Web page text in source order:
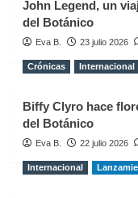
John Legend, un
del Botánico
Eva B. 23 julio 2026
Crónicas Internacional
Biffy Clyro hace
del Botánico
Eva B. 22 julio 2026
Internacional